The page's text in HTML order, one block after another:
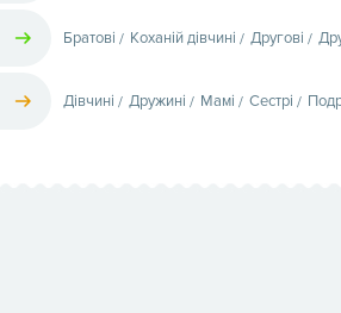
Братові Коханій дівчині Другові
Дівчині Дружині Мамі Сестрі